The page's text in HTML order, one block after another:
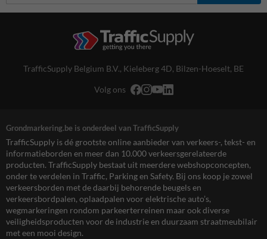
TrafficSupply Belgium B.V., Kieleberg 4D, Bilzen-Hoeselt, BE
Volg ons
Grondmarkering.be is onderdeel van TrafficSupply
TrafficSupply is dé grootste online aanbieder van verkeers-, tekst- en
informatieborden en meer dan 10.000 verkeersgerelateerde
producten. TrafficSupply bestaat uit meerdere webshopconcepten,
onder te verdelen in Traffic, Parking en Safety. Bij ons koop je zowel
verkeersborden met de daarbij behorende beugels en
verkeersbordpalen, oplaadpalen voor elektrische auto’s,
wegmarkeringen rondom parkeerterreinen maar ook diverse
veiligheidsproducten voor de industrie en duurzaam straatmeubilair
met een mooi design.